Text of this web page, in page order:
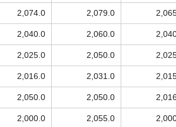
2,074.0 2,079.0
2,040.0 2,060.0
2,025.0 2,050.0
2,016.0 2,031.0
2,050.0 2,050.0
2,000.0 2,055.0